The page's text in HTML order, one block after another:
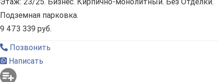
Подземная парковка.
9 473 339 руб.
Позвонить
Написать